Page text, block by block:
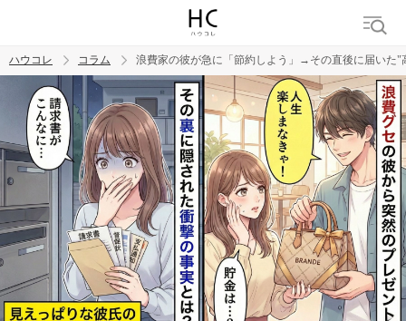
トレンド ワード
男ウケ NG行動 彼女 イイ女 婚活
ハウコレ コラム 浪費家の彼が急に「節約しよう」→その直後に届いた"